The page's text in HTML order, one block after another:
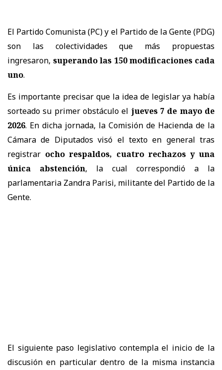
El Partido Comunista (PC) y el Partido de la Gente (PDG)
son las colectividades que más propuestas
ingresaron, superando las 150 modificaciones cada
uno.
Es importante precisar que la idea de legislar ya había
sorteado su primer obstáculo el jueves 7 de mayo de
2026. En dicha jornada, la Comisión de Hacienda de la
Cámara de Diputados visó el texto en general tras
registrar ocho respaldos, cuatro rechazos y una
única abstención, la cual correspondió a la
parlamentaria Zandra Parisi, militante del Partido de la
Gente.
El siguiente paso legislativo contempla el inicio de la
discusión en particular dentro de la misma instancia